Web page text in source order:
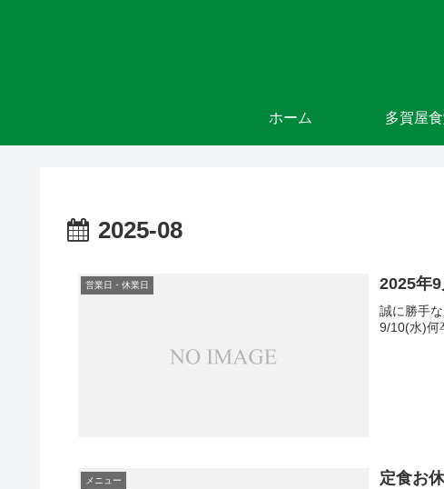
ホーム 多賀屋
2025-08
営業日・休業日 2025年
誠に勝手
9/10(水)何
メニュー 定食お